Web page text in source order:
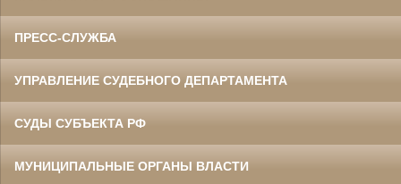
ПРЕСС-СЛУЖБА
УПРАВЛЕНИЕ СУДЕБНОГО ДЕПАРТАМЕНТА
СУДЫ СУБЪЕКТА РФ
МУНИЦИПАЛЬНЫЕ ОРГАНЫ ВЛАСТИ